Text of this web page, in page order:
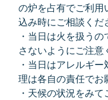
の炉を占有でご利用
込み時にご相談くだ
・当日は火を扱う
さないようにご注意
・当日はアレルギ
理は各自の責任でお
・天候の状況をみ